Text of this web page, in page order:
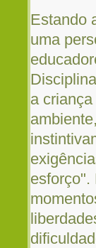
Estando
uma
a
esforço".